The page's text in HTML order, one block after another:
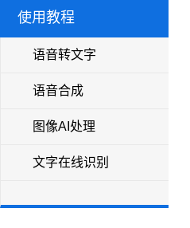
使用教程
语音转文字
语音合成
图像AI处理
文字在线识别